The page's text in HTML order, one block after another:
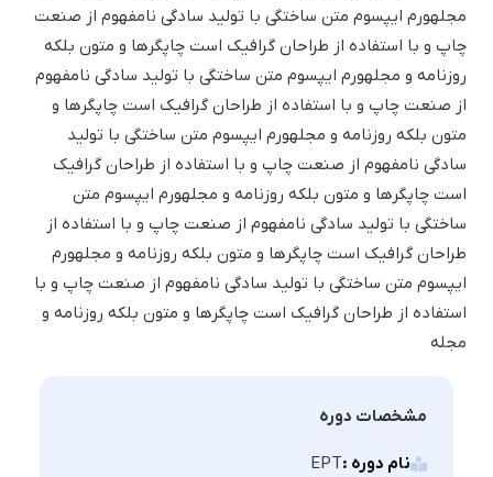
مجلهورم ایپسوم متن ساختگی با تولید سادگی نامفهوم از صنعت
چاپ و با استفاده از طراحان گرافیک است چاپگرها و متون بلکه
روزنامه و مجلهورم ایپسوم متن ساختگی با تولید سادگی نامفهوم
از صنعت چاپ و با استفاده از طراحان گرافیک است چاپگرها و
متون بلکه روزنامه و مجلهورم ایپسوم متن ساختگی با تولید
سادگی نامفهوم از صنعت چاپ و با استفاده از طراحان گرافیک
است چاپگرها و متون بلکه روزنامه و مجلهورم ایپسوم متن
ساختگی با تولید سادگی نامفهوم از صنعت چاپ و با استفاده از
طراحان گرافیک است چاپگرها و متون بلکه روزنامه و مجلهورم
ایپسوم متن ساختگی با تولید سادگی نامفهوم از صنعت چاپ و با
استفاده از طراحان گرافیک است چاپگرها و متون بلکه روزنامه و
مجله
مشخصات دوره
نام دوره :EPT